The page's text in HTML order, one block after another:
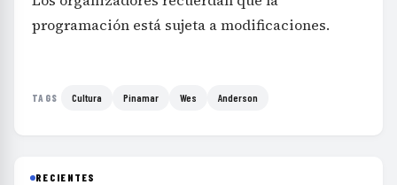
programación está sujeta a modificaciones.
TAGS Cultura Pinamar Wes Anderson
RECIENTES